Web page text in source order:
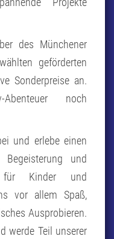
des Münchener
geförderten
Sonderpreise an.
noch
und erlebe einen
Begeisterung und
für Kinder und
vor allem Spaß,
Ausprobieren.
werde Teil unserer